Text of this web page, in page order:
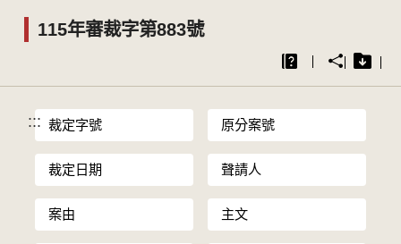
115年審裁字第883號
::: 裁定字號 原分案號
裁定日期 聲請人
案由 主文